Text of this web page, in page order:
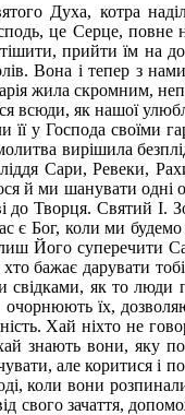
Духа, котра
це Серце, повне
прийти їм на
Вона і тепер з
жила скромним,
всюди, як нашої
у Господа своїми
вирішила
Сари, Ревеки,
й ми шанувати
Творця. Святий І.
Бог, коли ми будемо
Його суперечити
бажає дарувати
як то
їх,
Хай ніхто не
знають вони, яку
але коритися і
коли вони
свого зачаття,